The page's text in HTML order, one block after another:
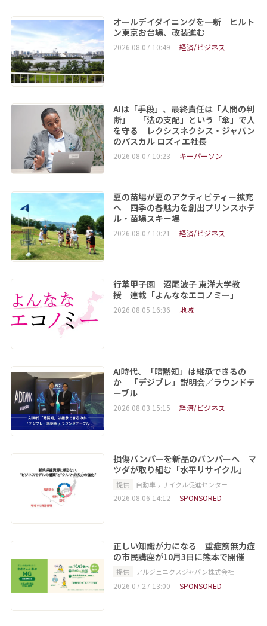
オールデイダイニングを一新 ヒルト
ン東京お台場、改装進む
2026.08.07 10:49 経済/ビジネス
AIは「手段」、最終責任は「人間の判
断」 「法の支配」という「傘」で人
を守る レクシスネクシス・ジャパン
のパスカル ロズィエ社長
2026.08.07 10:23 キーパーソン
夏の苗場が夏のアクティビティー拡充
へ 四季の各魅力を創出プリンスホテ
ル・苗場スキー場
2026.08.07 10:21 経済/ビジネス
行革甲子園 沼尾波子 東洋大学教
授 連載「よんななエコノミー」
2026.08.05 16:36 地域
AI時代、「暗黙知」は継承できるの
か 「デジブレ」説明会／ラウンドテ
ーブル
2026.08.03 15:15 経済/ビジネス
損傷バンパーを新品のバンパーへ マ
ツダが取り組む「水平リサイクル」
提供 自動車リサイクル促進センター
2026.08.06 14:12 SPONSORED
正しい知識が力になる 重症筋無力症
の市民講座が10月3日に熊本で開催
提供 アルジェニクスジャパン株式会社
2026.07.27 13:00 SPONSORED